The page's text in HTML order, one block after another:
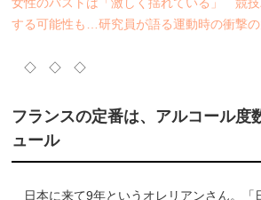
する可能性も…研究員が語る運動時の衝撃の
◇ ◇ ◇
フランスの定番は、アルコール度
ュール
日本に来て9年というオレリアンさん。「